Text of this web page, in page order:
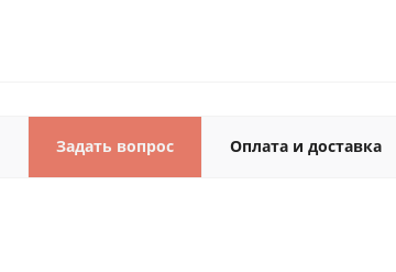
Задать вопрос Оплата и доставка